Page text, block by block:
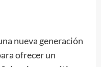
nueva generación
ofrecer un